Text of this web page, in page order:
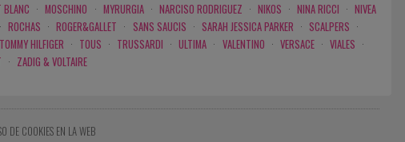
BLANC · MOSCHINO · MYRURGIA · NARCISO RODRIGUEZ · NIKOS · NINA RICCI · NIVEA
· ROCHAS · ROGER&GALLET · SANS SAUCIS · SARAH JESSICA PARKER · SCALPERS ·
TOMMY HILFIGER · TOUS · TRUSSARDI · ULTIMA · VALENTINO · VERSACE · VIALES ·
· ZADIG & VOLTAIRE
DE COOKIES EN LA WEB